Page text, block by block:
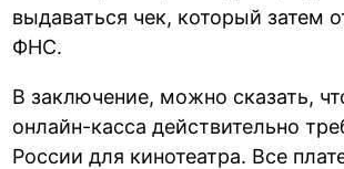
выдаваться чек, который затем
ФНС.
В заключение, можно сказать,
онлайн-касса действительно
России для кинотеатра. Все